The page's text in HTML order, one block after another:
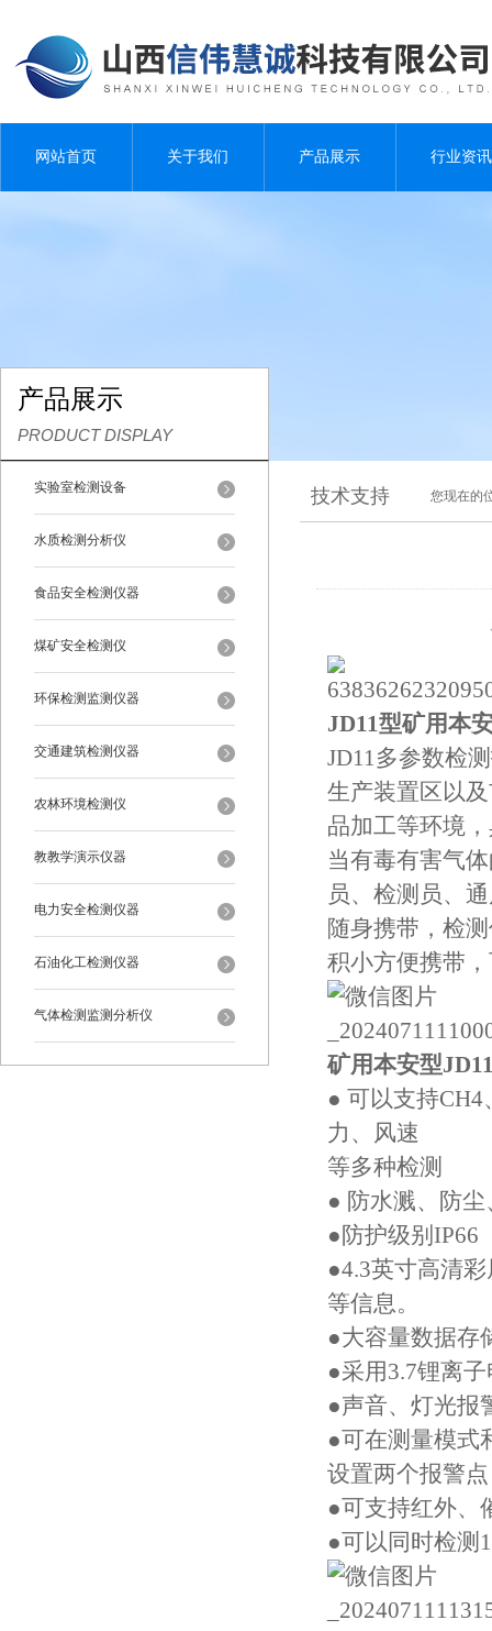
网站首页 关于我们 产品展示 行业资讯
产品展示
PRODUCT DISPLAY
实验室检测设备
水质检测分析仪
食品安全检测仪器
煤矿安全检测仪
环保检测监测仪器
交通建筑检测仪器
农林环境检测仪
教教学演示仪器
电力安全检测仪器
石油化工检测仪器
气体检测监测分析仪
技术支持 您现在的
JD11型矿用本
JD11多参数检
生产装置区以
品加工等环境
当有毒有害气
员、检测员、
随身携带，检
积小方便携带
矿用本安型
● 可以支持CH4
力、风速
等多种检测
● 防水溅、防
●防护级别IP66
●4.3英寸高清
等信息。
●大容量数据存
●采用3.7锂离
●声音、灯光报
●可在测量模式
设置两个报警
●可支持红外、
●可以同时检测